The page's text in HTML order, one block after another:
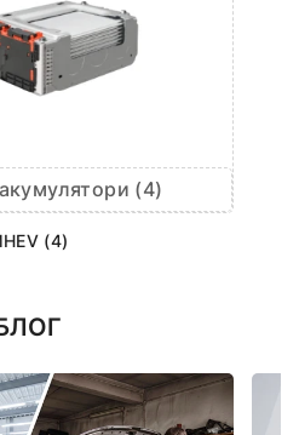
(4)
(4)